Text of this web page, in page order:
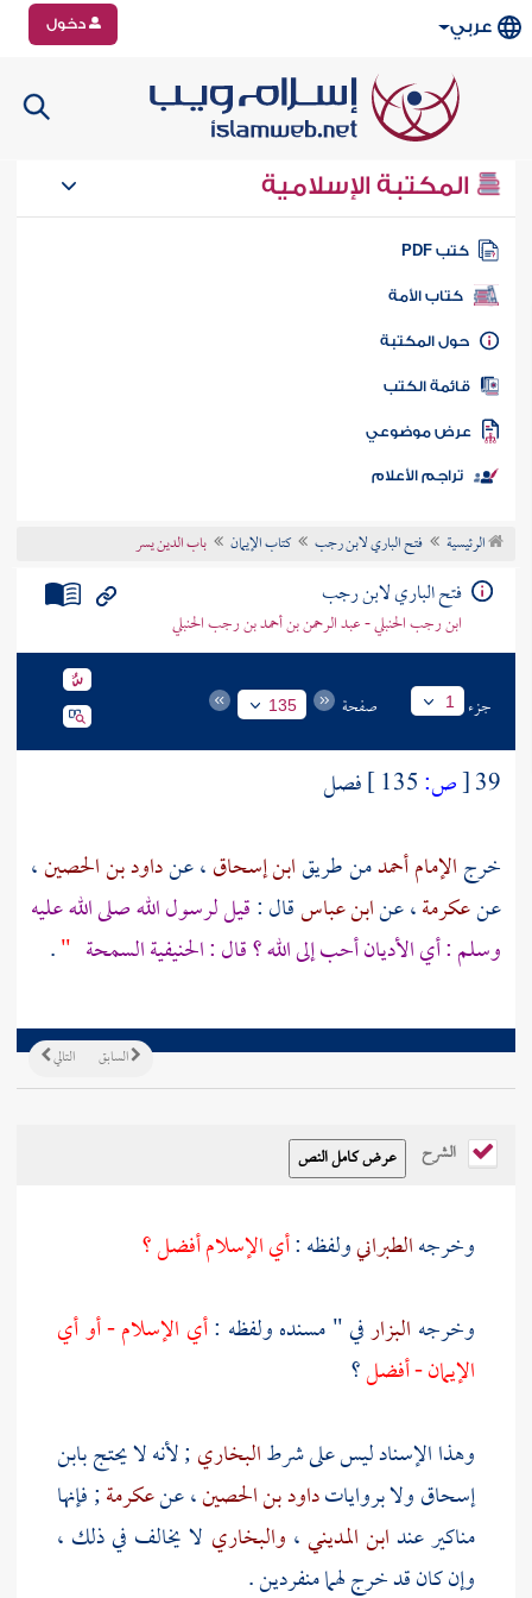
عربي دخول
المكتبة الإسلامية
كتب PDF
كتاب الأمة
المكتبة
الكتب
موضوعي
تراجم الأعلام
الرئيسية فتح الباري لابن رجب كتاب الإيمان باب الدين يسر
فتح الباري لابن رجب
ابن رجب الحنبلي - عبد الرحمن بن أحمد بن رجب الحنبلي
جزء 1 صفحة 135
39
[ص:
فصل
خرجالإمام أحمدمن طريقابن إسحاق، عنداود بن الحصين،
عنعكرمة، عنابن عباسقال :قيل لرسول الله صلى الله عليه
وسلم : أي الأديان أحب إلى الله ؟ قال : الحنيفية السمحة "
.
التالي السابق
الشرح
وخرجهالطبرانيولفظه :أي الإسلام أفضل ؟
وخرجه البزارفي " مسنده ولفظه :أي الإسلام - أو أي
الإيمان - أفضل؟
وهذا الإسناد ليس على شرطالبخاري; لأنه لا يحتجبابن
إسحاقولا برواياتداود بن الحصين، عنعكرمة; فإنها
مناكير عندابن المديني، والبخاري لا يخالف في ذلك ،
وإن كان قد خرج لهما منفردين .